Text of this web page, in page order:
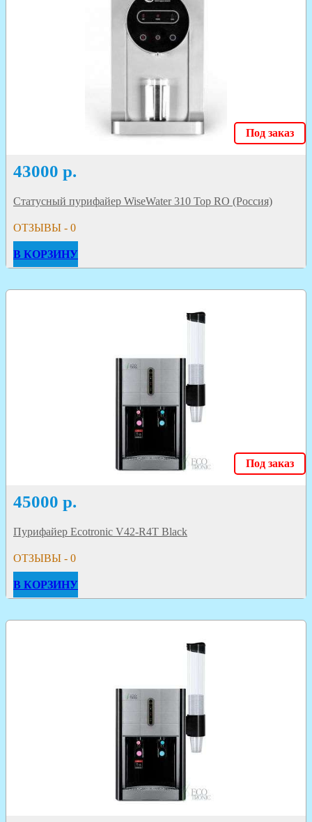
Под заказ
43000 р.
Статусный пурифайер WiseWater 310 Top RO (Россия)
ОТЗЫВЫ - 0
В КОРЗИНУ
Под заказ
45000 р.
Пурифайер Ecotronic V42-R4T Black
ОТЗЫВЫ - 0
В КОРЗИНУ